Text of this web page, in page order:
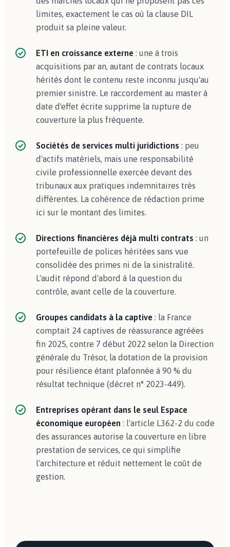
limites, exactement le cas où la clause DIL
produit sa pleine valeur.
ETI en croissance externe : une à trois
acquisitions par an, autant de contrats locaux
hérités dont le contenu reste inconnu jusqu'au
premier sinistre. Le raccordement au master à
date d'effet écrite supprime la rupture de
couverture la plus fréquente.
Sociétés de services multi juridictions : peu
d'actifs matériels, mais une responsabilité
civile professionnelle exercée devant des
tribunaux aux pratiques indemnitaires très
différentes. La cohérence de rédaction prime
ici sur le montant des limites.
Directions financières déjà multi contrats : un
portefeuille de polices héritées sans vue
consolidée des primes ni de la sinistralité.
L'audit répond d'abord à la question du
contrôle, avant celle de la couverture.
Groupes candidats à la captive : la France
comptait 24 captives de réassurance agréées
fin 2025, contre 7 début 2022 selon la Direction
générale du Trésor, la dotation de la provision
pour résilience étant plafonnée à 90 % du
résultat technique (décret n° 2023-449).
Entreprises opérant dans le seul Espace
économique européen : l'article L362-2 du code
des assurances autorise la couverture en libre
prestation de services, ce qui simplifie
l'architecture et réduit nettement le coût de
gestion.